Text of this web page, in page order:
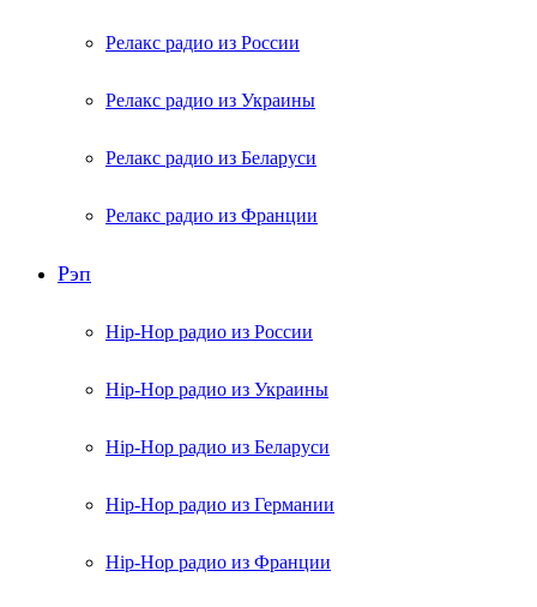
Релакс радио из России
Релакс радио из Украины
Релакс радио из Беларуси
Релакс радио из Франции
Рэп
Hip-Hop радио из России
Hip-Hop радио из Украины
Hip-Hop радио из Беларуси
Hip-Hop радио из Германии
Hip-Hop радио из Франции